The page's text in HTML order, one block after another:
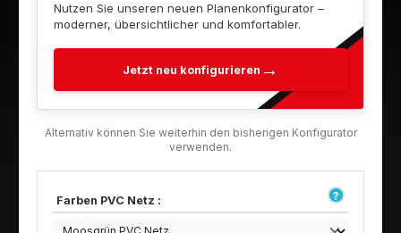
Nutzen Sie unseren neuen Planenkonfigurator –
moderner, übersichtlicher und komfortabler.
Jetzt neu konfigurieren
Farben PVC Netz :